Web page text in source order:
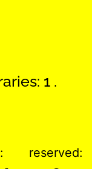
1 .
reserved: